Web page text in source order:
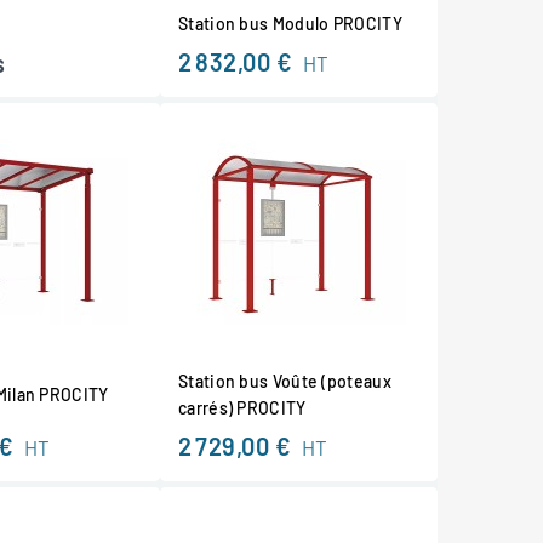
Station bus Modulo PROCITY
2 832,00 € HT
PROCITY
HT
Station bus Voûte (poteaux
carrés) PROCITY
2 729,00 € HT